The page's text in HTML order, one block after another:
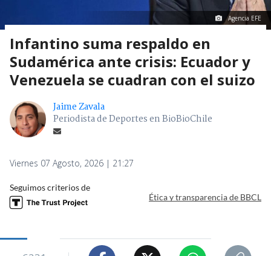
Agencia EFE
Infantino suma respaldo en
Sudamérica ante crisis: Ecuador y
Venezuela se cuadran con el suizo
Jaime Zavala
Periodista de Deportes en BioBioChile
Viernes 07 Agosto, 2026 | 21:27
Seguimos criterios de
Ética y transparencia de BBCL